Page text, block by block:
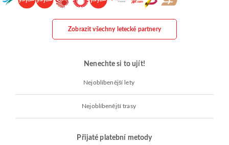
Zobrazit všechny letecké partnery
Nenechte si to ujít!
Nejoblíbenější lety
Nejoblíbenější trasy
Přijaté platební metody